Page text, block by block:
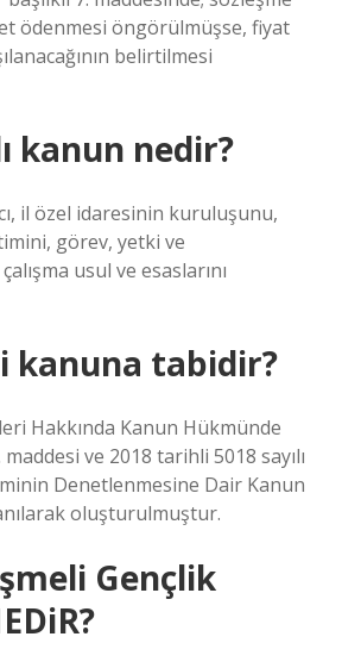
ödenmesi öngörülmüşse, fiyat
belirtilmesi
kanun nedir?
il özel idaresinin kuruluşunu,
görev, yetki ve
usul ve esaslarını
kanuna tabidir?
Hakkında Kanun Hükmünde
ve 2018 tarihli 5018 sayılı
Denetlenmesine Dair Kanun
oluşturulmuştur.
Gençlik